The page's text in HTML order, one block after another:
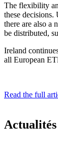
The flexibility
these decisions.
there are also a
be distributed,
Ireland
all European
Read the full
Actualités